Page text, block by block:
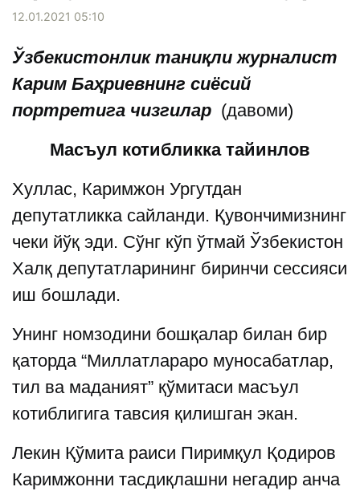
12.01.2021 05:10
Ўзбекистонлик таниқли журналист
Карим Баҳриевнинг сиёсий
портретига чизгилар (давоми)
Масъу л котибликка тайинлов
Хуллас, Каримжон Ургутдан
депутатликка сайланди. Қувончимизнинг
чеки йўқ эди. Сўнг кўп ўтмай Ўзбекистон
Халқ депутатларининг биринчи сессияси
иш бошлади.
Унинг номзодини бошқалар билан бир
қаторда “Миллатлараро муносабатлар,
тил ва маданият” қўмитаси масъул
котиблигига тавсия қилишган экан.
Лекин Қўмита раиси Пиримқул Қодиров
Каримжонни тасдиқлашни негадир анча